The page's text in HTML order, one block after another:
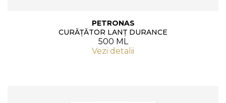
PETRONAS
CURĂȚĂTOR LANȚ DURANCE
500 ML
Vezi detalii